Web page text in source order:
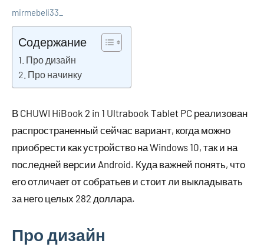
гаджеты
mirmebeli33_
Содержание
Про дизайн
Про начинку
В CHUWI HiBook 2 in 1 Ultrabook Tablet PC реализован
распространенный сейчас вариант, когда можно
приобрести как устройство на Windows 10, так и на
последней версии Android. Куда важней понять, что
его отличает от собратьев и стоит ли выкладывать
за него целых 282 доллара.
Про дизайн